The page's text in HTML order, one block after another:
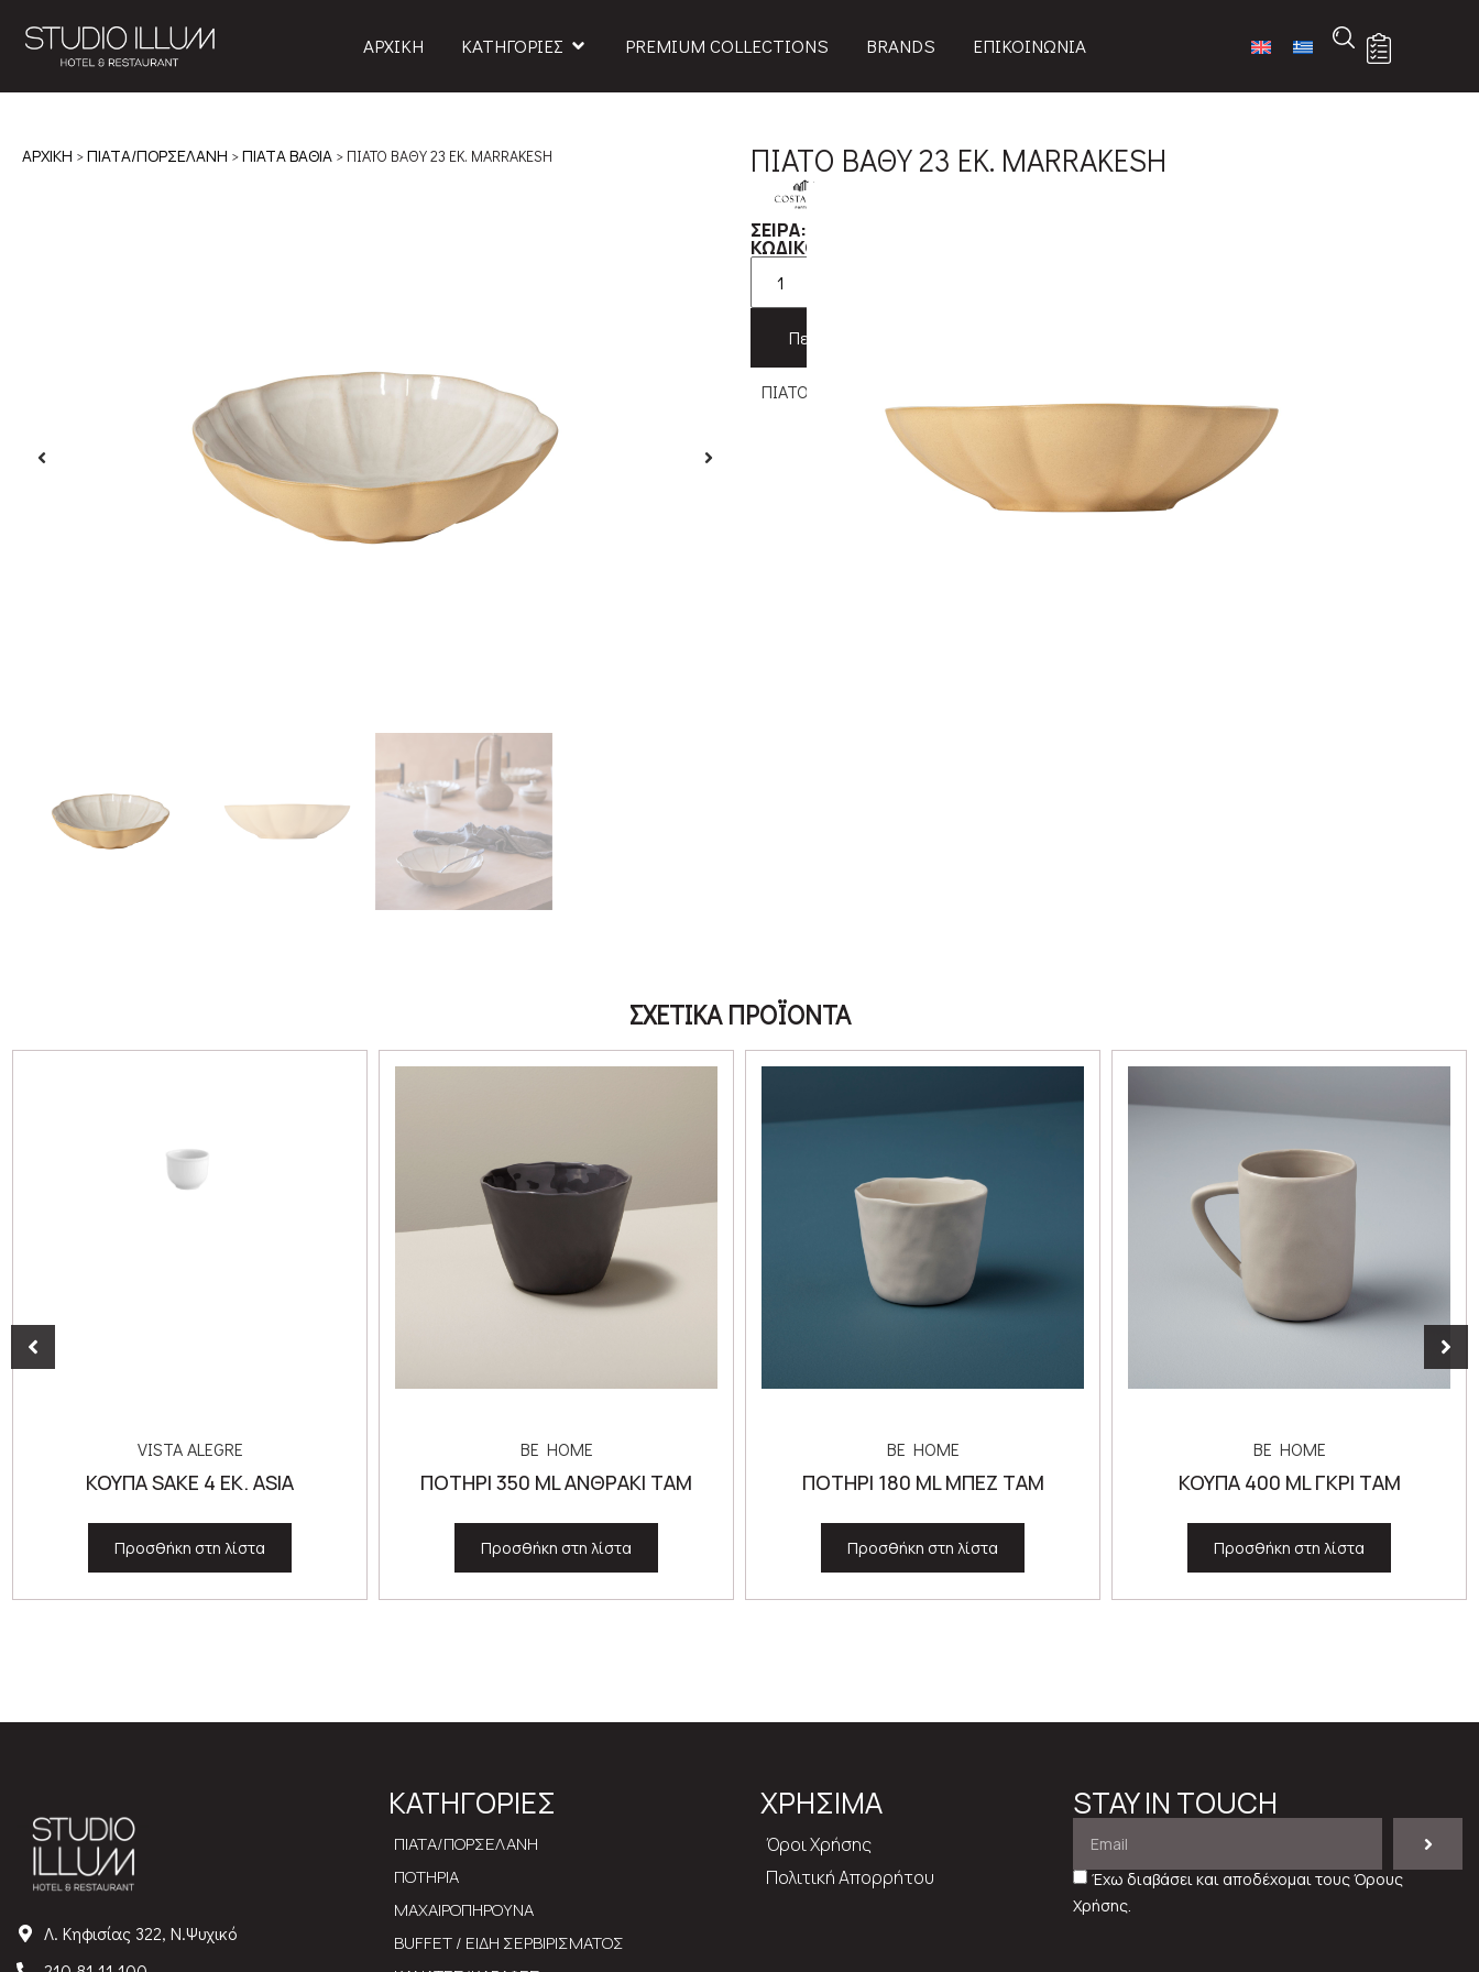
ΑΡΧΙΚΗ ΚΑΤΗΓΟΡΙΕΣ PREMIUM COLLECTIONS BRANDS ΕΠΙΚΟΙΝΩΝΙΑ
ΑΡΧΙΚΉ >ΠΙΑΤΑ/ΠΟΡΣΕΛΑΝΗ >ΠΙΑΤΑ ΒΑΘΙΑ > ΠΙΑΤΟ ΒΑΘΥ 23 ΕΚ. MARRAKESH ΠΙΑΤΟ ΒΑΘΥ 23 ΕΚ. MARRAKESH
ΣΕΙΡΑ:
ΚΩΔΙΚΟΣ ΠΡΟΪΟΝΤΟΣ:
Περιγραφή
ΠΙΑΤΟ ΒΑΘΥ 23 ΕΚ. MARRAKESH
ΣΧΕΤΙΚΑ ΠΡΟΪΟΝΤΑ
VISTA ALEGRE
ΚΟΥΠΑ SAKE 4 ΕΚ. ASIA
Προσθήκη στη λίστα
BE HOME
ΠΟΤΗΡΙ 350 ML ΑΝΘΡΑΚΙ TAM
Προσθήκη στη λίστα
BE HOME
ΠΟΤΗΡΙ 180 ML ΜΠΕΖ TAM
Προσθήκη στη λίστα
BE HOME
ΚΟΥΠΑ 400 ML ΓΚΡΙ ΤΑΜ
Προσθήκη στη λίστα
Λ. Κηφισίας 322, Ν.Ψυχικό
ΚΑΤΗΓΟΡΙΕΣ
ΠΙΑΤΑ/ΠΟΡΣΕΛΑΝΗ
ΠΟΤΗΡΙΑ
ΜΑΧΑΙΡΟΠΗΡΟΥΝΑ
BUFFET / ΕΙΔΗ ΣΕΡΒΙΡΙΣΜΑΤΟΣ
ΧΡΗΣΙΜΑ
Όροι Χρήσης
Πολιτική Απορρήτου
STAY IN TOUCH
Έχω διαβάσει και αποδέχομαι τουςΌρους
Χρήσης.